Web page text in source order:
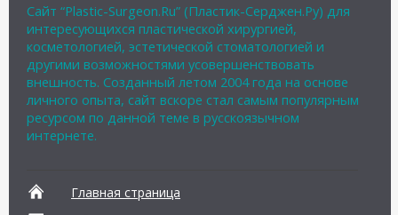
Сайт “Plastic-Surgeon.Ru” (Пластик-Серджен.Ру) для
интересующихся пластической хирургией,
косметологией, эстетической стоматологией и
другими возможностями усовершенствовать
внешность. Созданный летом 2004 года на основе
личного опыта, сайт вскоре стал самым популярным
ресурсом по данной теме в русскоязычном
интернете.
Главная страница